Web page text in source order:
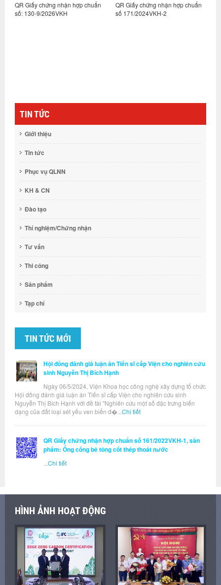
QR Giấy chứng nhận hợp chuẩn
số: 130-9/2026VKH
QR Giấy chứng nhận hợp chuẩn
số 171/2024VKH-2
TIN TỨC
Giới thiệu
Tin tức
Phục vụ QLNN
KH & CN
Đào tạo
Thí nghiệm/Chứng nhận
Tư vấn
Thi công
Sản phẩm
Tạp chí
TIN TỨC MỚI
Hội đồng đánh giá luận án Tiến sĩ cấp Viện cho nghiên cứu
sinh Nguyễn Thị Bích Hạnh
Ngày 06/5/2024, Viện Khoa học công nghệ xây dựng tổ chức
Hội đồng đánh giá luận án Tiến sĩ cấp Viện cho nghiên cứu sinh
Nguyễn Thị Bích Hạnh với đề tài "Nghiên cứu một số đặc trưng biến
dạng của đất loại sét yếu ven biển đ�... Chi tiết
QR Giấy chứng nhận hợp chuẩn số 161/2022VKH-1, sản
phẩm: Ống cống bê tông cốt thép thoát nước
Chi tiết
HÌNH ẢNH HOẠT ĐỘNG